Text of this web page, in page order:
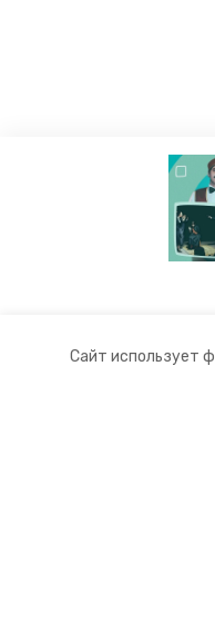
Сайт использует